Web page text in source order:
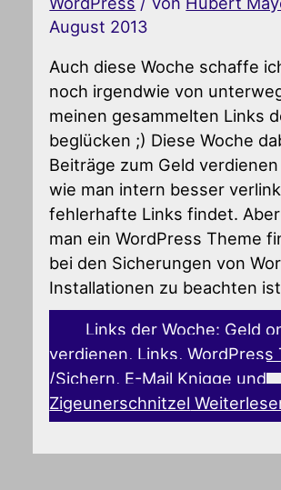
August 2013
Auch diese Woche schaffe
noch irgendwie von
meinen gesammelten Links
beglücken ;) Diese Woche
Beiträge zum Geld
wie man intern besser
fehlerhafte Links findet.
man ein WordPress Theme
bei den Sicherungen von
Installationen zu beachten
Links der Woche: Geld
verdienen, Links, WordPress
/Sichern, E-Mail Knigge und
Zigeunerschnitzel